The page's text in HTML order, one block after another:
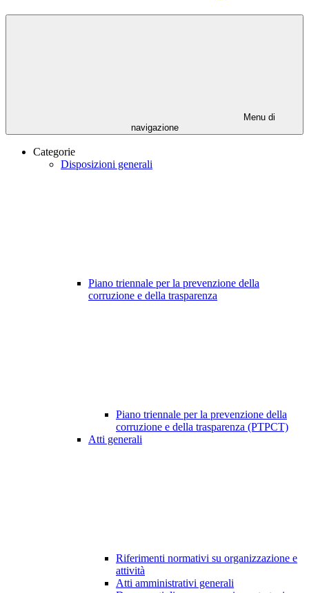
Menu di
navigazione
Categorie
Disposizioni generali
Piano triennale per la prevenzione della
corruzione e della trasparenza
Piano triennale per la prevenzione della
corruzione e della trasparenza (PTPCT)
Atti generali
Riferimenti normativi su organizzazione e
attività
Atti amministrativi generali